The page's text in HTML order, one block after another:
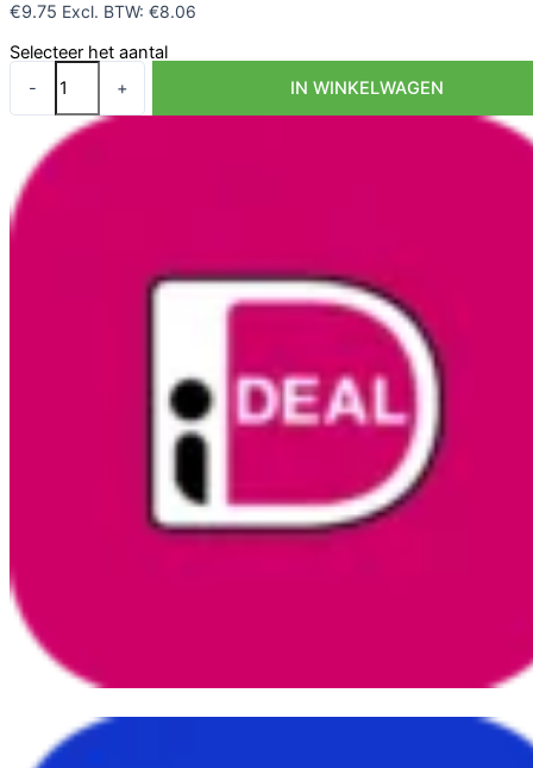
€9.75 Excl. BTW: €8.06
Selecteer het aantal
-
badkamer
1W
2700K
Warmwit
+ IN WINKELWAGEN